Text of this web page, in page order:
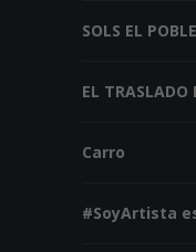
SOLS EL
EL TRASLADO
Carro
#SoyArtista